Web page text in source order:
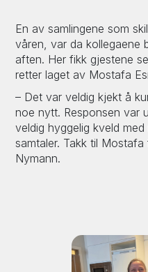
En av samlingene som
våren, var da kollegaene
aften. Her fikk gjestene
retter laget av Mostafa
– Det var veldig kjekt å
noe nytt. Responsen var
veldig hyggelig kveld
samtaler. Takk til
Nymann.